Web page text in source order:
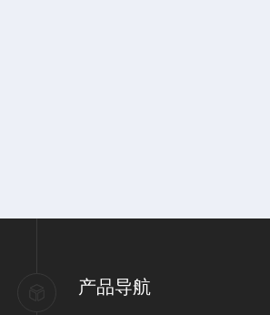
产品导航